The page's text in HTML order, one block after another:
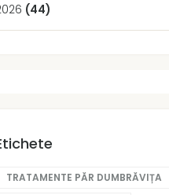
(44)
TRATAMENTE PĂR DUMBRĂVIȚA